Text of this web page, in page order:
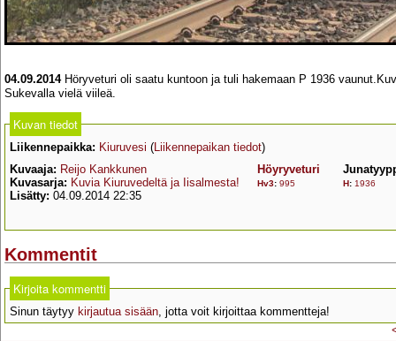
04.09.2014Höryveturi oli saatu kuntoon ja tuli hakemaan P 1936
Sukevalla vielä viileä.
Kuvan tiedot
Liikennepaikka: Kiuruvesi (Liikennepaikan tiedot)
Kuvaaja: Reijo Kankkunen
Kuvasarja: Kuvia Kiuruvedeltä ja Iisalmesta!
Lisätty: 04.09.2014 22:35
Höyryveturi
Hv3: 995 H: 1936
Kommentit
Kirjoita kommentti
Sinun täytyy kirjautua sisään, jotta voit kirjoittaa kommentteja!